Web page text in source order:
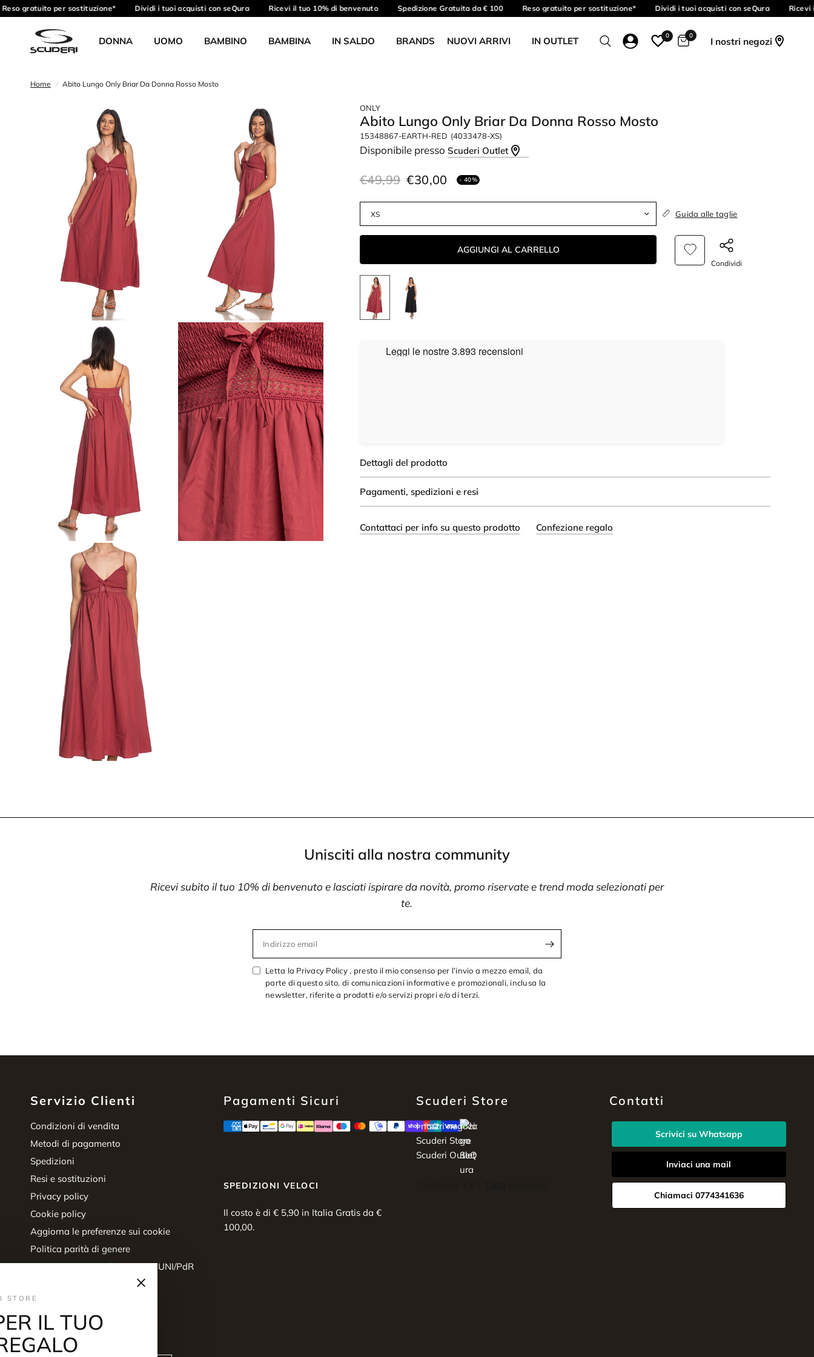
gratuito per sostituzione* Dividi i tuoi acquisti con seQura Ricevi il tuo 10% di benvenuto Spedizione Gratuita da € 100 Reso gratuito per sostituzione* Dividi i tuoi acquisti con seQura Ricevi
DONNA UOMO BAMBINO BAMBINA IN SALDO BRANDS NUOVI ARRIVI IN OUTLET 0 0
I nostri negozi
Home / Abito Lungo Only Briar Da Donna Rosso Mosto
ONLY
Abito Lungo Only Briar Da Donna Rosso Mosto
15348867-EARTH-RED (4033478-XS)
Disponibile pressoScuderi Outlet
€49,99 €30,00 - 40%
Guida alle taglie
AGGIUNGI AL CARRELLO
Condividi
Dettagli del prodotto
Pagamenti, spedizioni e resi
Contattaci per info su questo prodotto Confezione regalo
Unisciti alla nostra community
Ricevi subito il tuo 10% di benvenuto e lasciati ispirare da novità, promo riservate e trend moda selezionati per
te.
Indirizzo email
Letta la Privacy Policy , presto il mio consenso per l’invio a mezzo email, da
parte di questo sito, di comunicazioni informative e promozionali, inclusa la
newsletter, riferite a prodotti e/o servizi propri e/o di terzi.
Servizio Clienti
Condizioni di vendita
Metodi di pagamento
Spedizioni
Resi e sostituzioni
Privacy policy
Cookie policy
Aggiorna le preferenze sui cookie
Politica parità di genere
Certificazione parità di genere UNI/PdR
Diritto di recesso
Pagamenti Sicuri
SPEDIZIONI VELOCI
Il costo è di € 5,90 in Italia Gratis da €
100,00.
Scuderi Store
I nostri negozi:
Scuderi Store
Scuderi Outlet
Contatti
Scrivici su Whatsapp
Inviaci una mail
Chiamaci 0774341636
×
STORE
IL TUO